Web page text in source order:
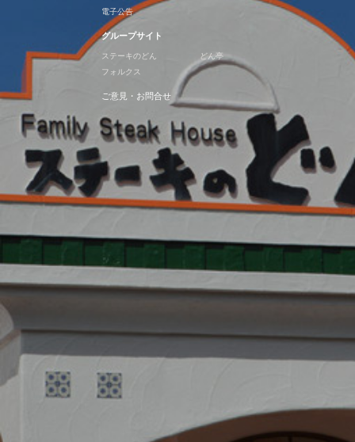
電子公告
グループサイト
ステーキのどん
どん亭
フォルクス
ご意見・お問合せ